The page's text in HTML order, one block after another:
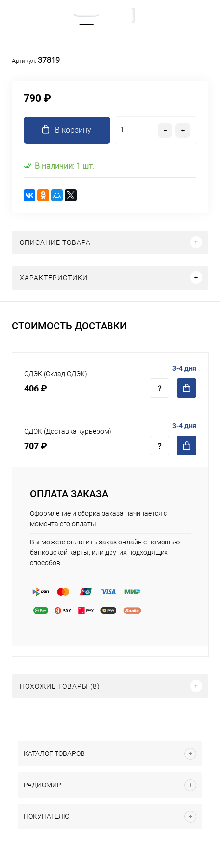
Артикул: 37819
790 ₽
В корзину
В наличии: 1 шт.
ОПИСАНИЕ ТОВАРА
ХАРАКТЕРИСТИКИ
СТОИМОСТЬ ДОСТАВКИ
СДЭК (Склад СДЭК)
406 ₽
3-4 дня
СДЭК (Доставка курьером)
707 ₽
3-4 дня
ОПЛАТА ЗАКАЗА
Оформление и сборка заказа начинается с
момента его оплаты.
Вы можете оплатить заказ онлайн с помощью
банковской карты, или других подходящих
способов.
ПОХОЖИЕ ТОВАРЫ (8)
КАТАЛОГ ТОВАРОВ
РАДИОМИР
ПОКУПАТЕЛЮ